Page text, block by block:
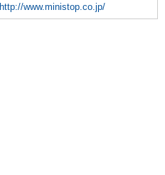
http://www.ministop.co.jp/